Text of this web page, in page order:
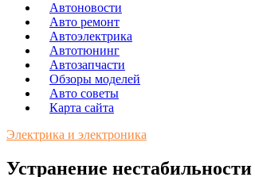
Автоновости
Авто ремонт
Автоэлектрика
Автотюнинг
Автозапчасти
Обзоры моделей
Авто советы
Карта сайта
Электрика и электроника
Устранение